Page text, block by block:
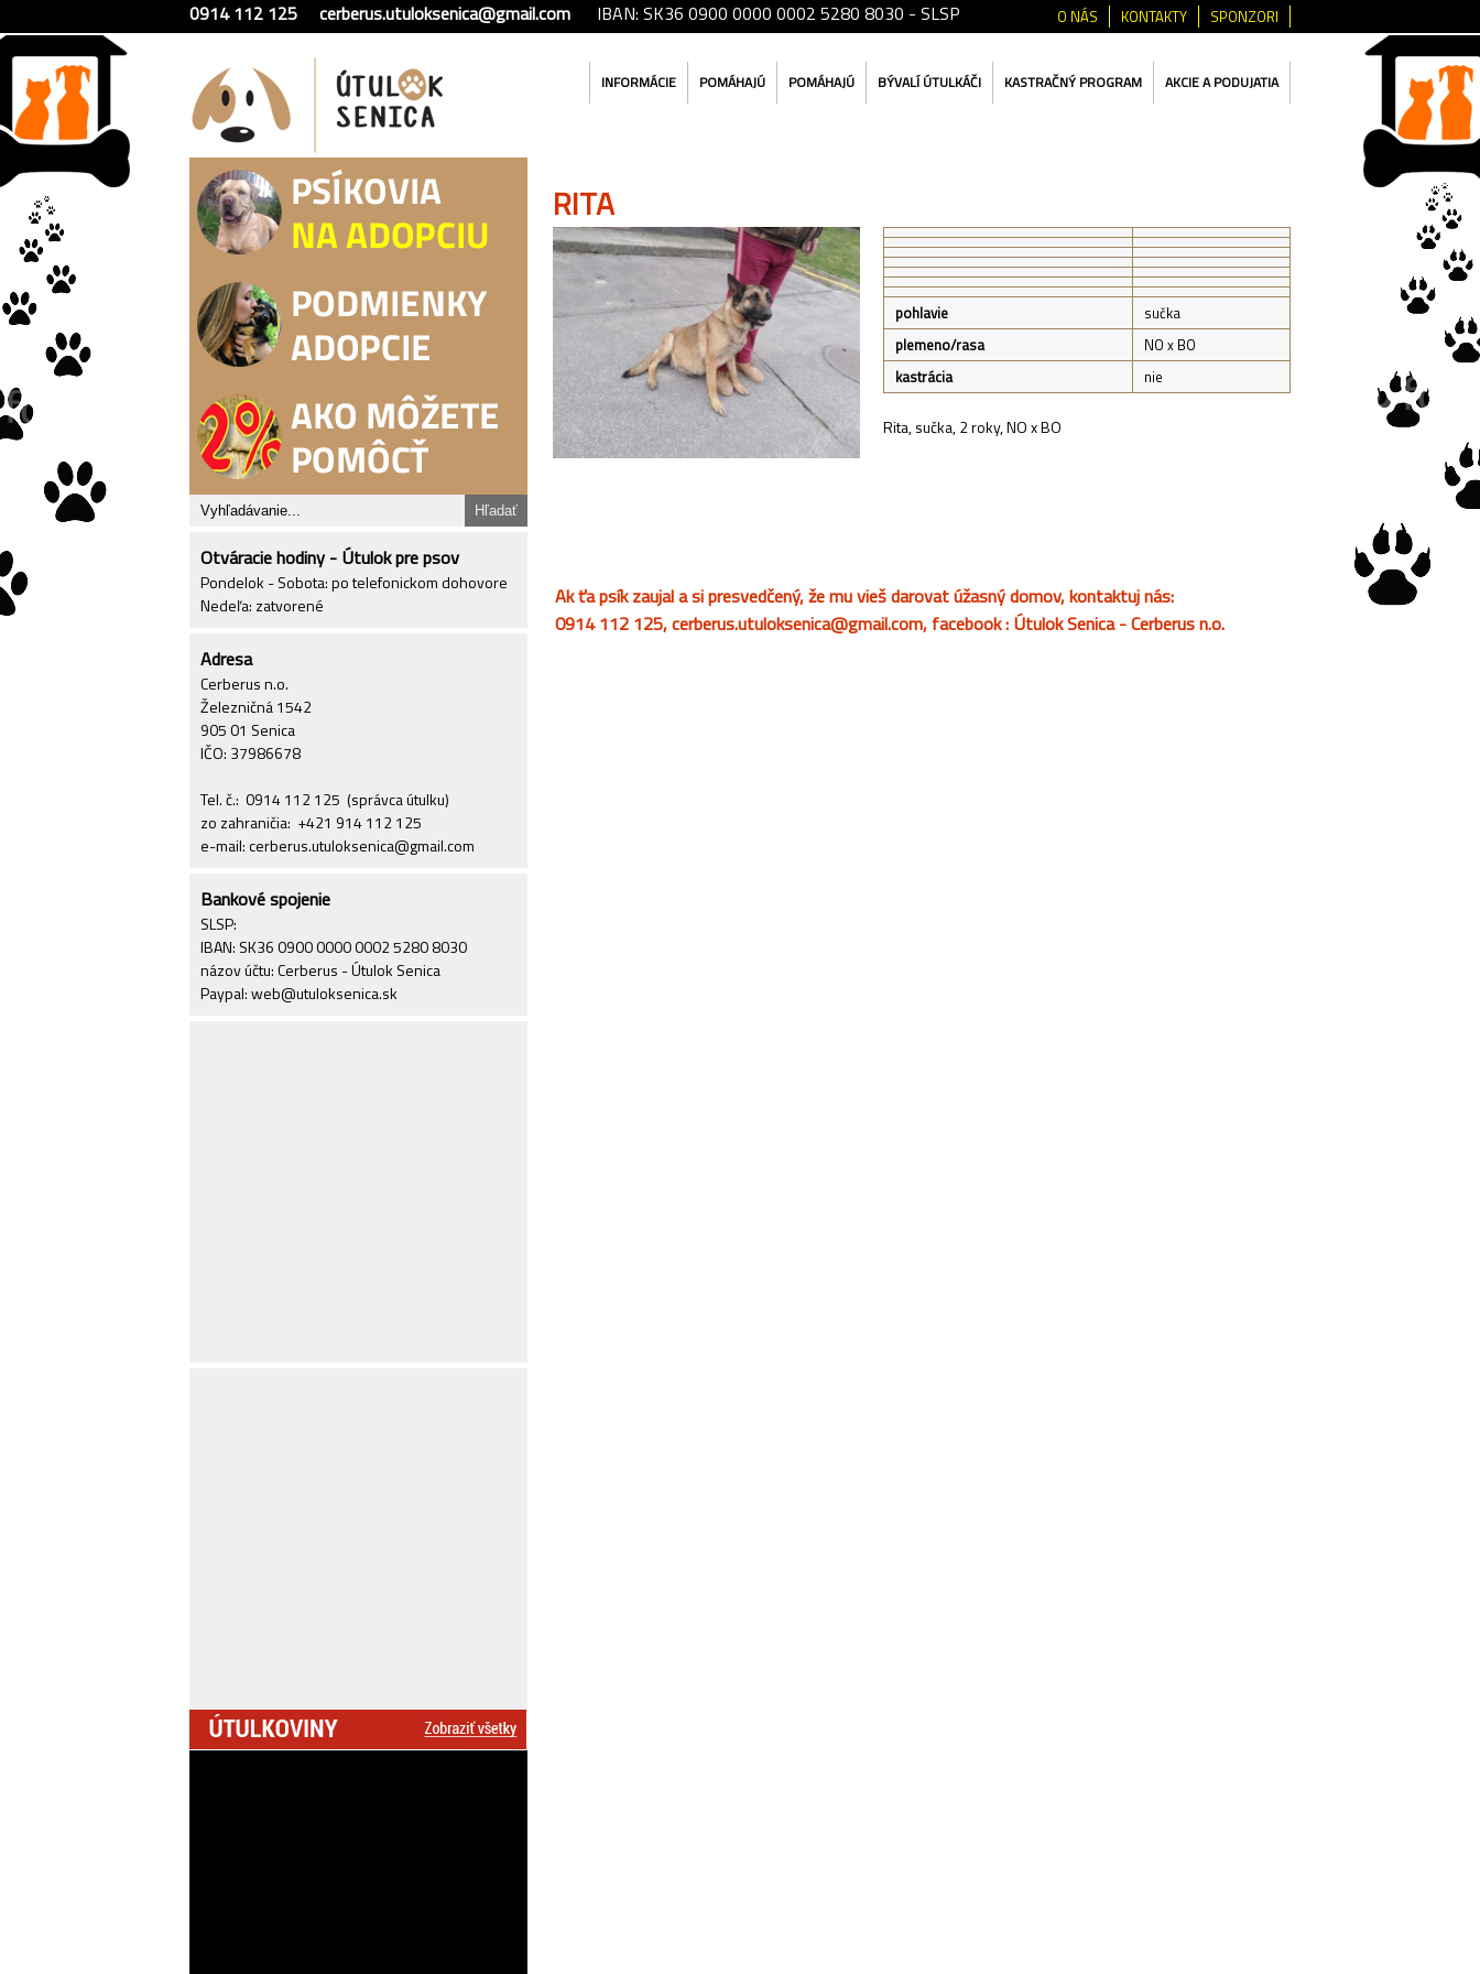
0914 112 125 cerberus.utuloksenica@gmail.com IBAN: SK36 0900 0000 0002 5280 8030 - SLSP SPONZORI
KONTAKTY
O NÁS
INFORMÁCIE POMÁHAJÚ POMÁHAJÚ BÝVALÍ ÚTULKÁČI KASTRAČNÝ PROGRAM AKCIE A PODUJATIA
Otváracie hodiny - Útulok pre psov
Pondelok - Sobota: po telefonickom dohovore
Nedeľa: zatvorené
Adresa
Cerberus n.o.
Železničná 1542
905 01 Senica
IČO: 37986678
Tel. č.: 0914 112 125 (správca útulku)
zo zahraničia: +421 914 112 125
e-mail: cerberus.utuloksenica@gmail.com
Bankové spojenie
SLSP:
IBAN: SK36 0900 0000 0002 5280 8030
názov účtu: Cerberus - Útulok Senica
Paypal: web@utuloksenica.sk
RITA
pohlavie
sučka
plemeno/rasa
NO x BO
kastrácia
nie
Rita, sučka, 2 roky, NO x BO
Ak ťa psík zaujal a si presvedčený, že mu vieš darovat úžasný domov, kontaktuj nás:
0914 112 125, cerberus.utuloksenica@gmail.com, facebook : Útulok Senica - Cerberus n.o.